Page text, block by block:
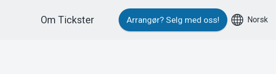
Om Tickster Arrangør? Selg med oss! Norsk